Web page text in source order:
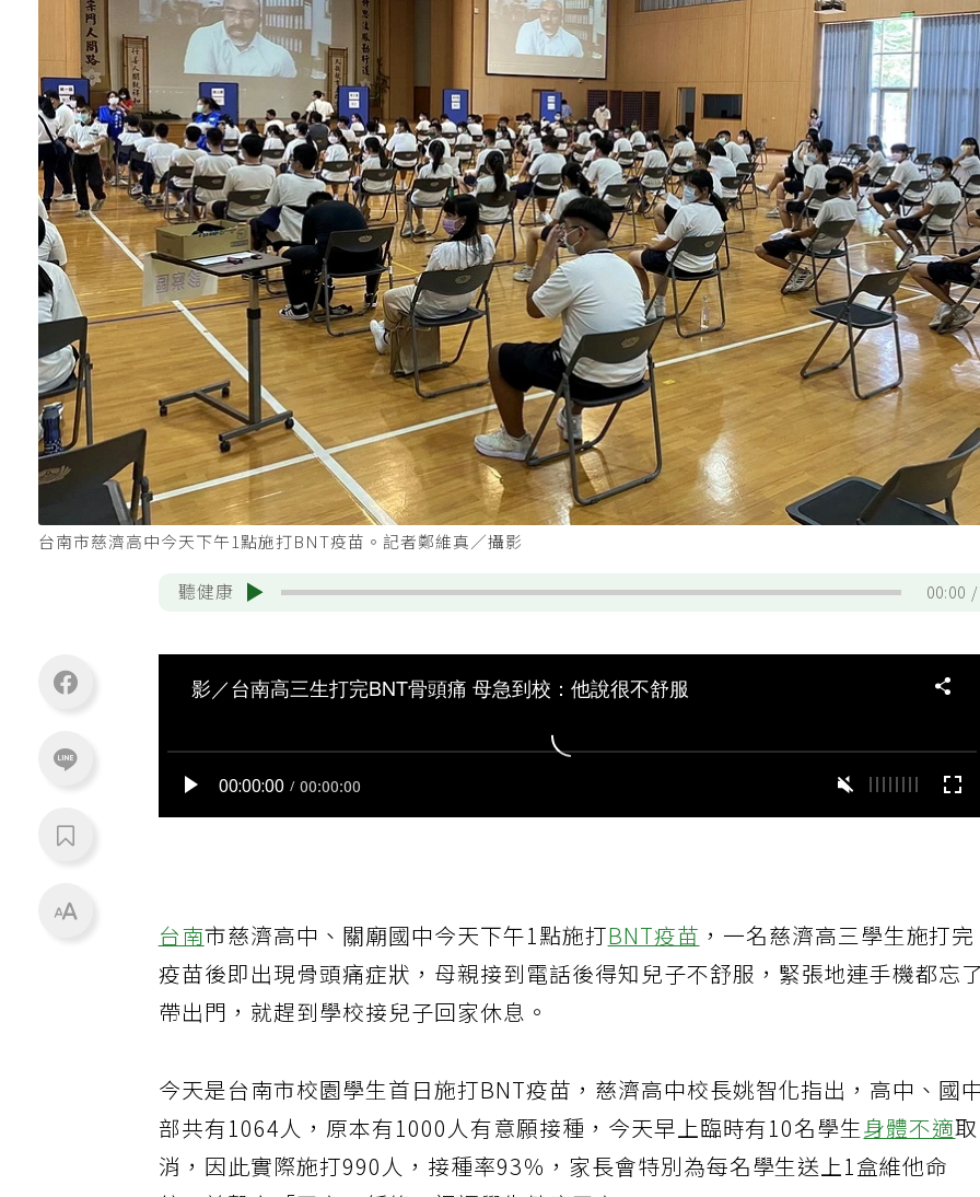
台南市慈濟高中今天下午1點施打BNT疫苗。記者鄭維真／攝影
聽健康 00:00
台南市慈濟高中、關廟國中今天下午1點施打BNT疫苗 ，一名慈濟高三學生施打完
疫苗後即出現骨頭痛症狀，母親接到電話後得知兒子不舒服，緊張地連手機都忘了
帶出門，就趕到學校接兒子回家休息。
今天是台南市校園學生首日施打BNT疫苗，慈濟高中校長姚智化指出，高中、國
部共有1064人，原本有1000人有意願接種，今天早上臨時有10名學生身體不適取
消，因此實際施打990人，接種率93％，家長會特別為每名學生送上1盒維他命